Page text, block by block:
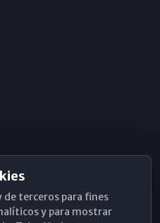
de terceros para fines
y para mostrar